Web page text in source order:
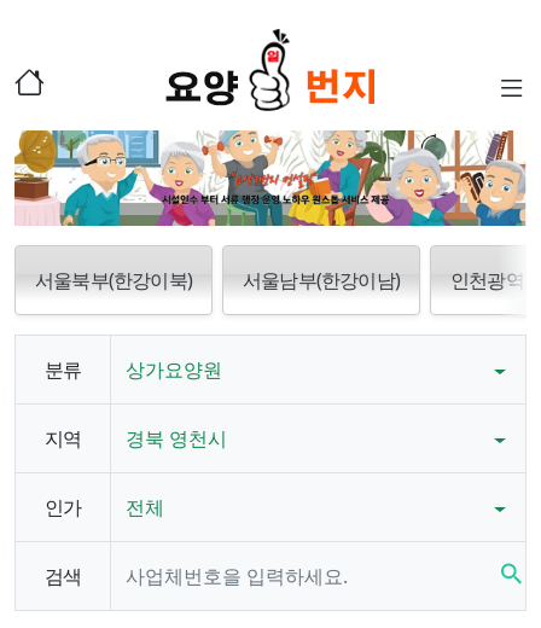
서울북부(한강이북) 서울남부(한강이남) 인천광역시
분류 상가요양원
지역 경북 영천시
인가 전체
검색 search